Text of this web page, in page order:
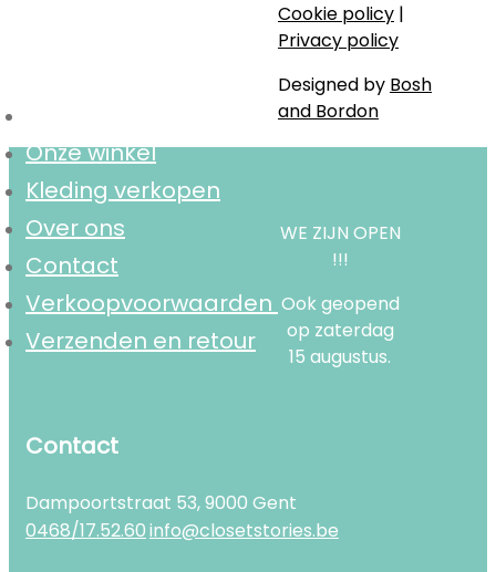
Onze winkel
Kleding verkopen
Over ons
Contact
Verkoopvoorwaarden
Verzenden en retour
Contact
Dampoortstraat 53, 9000 Gent
0468/17.52.60info@closetstories.be
Cookie policy |
Privacy policy
Designed by Bosh
and Bordon
WE ZIJN OPEN
!!!
Ook geopend
op zaterdag
15 augustus.